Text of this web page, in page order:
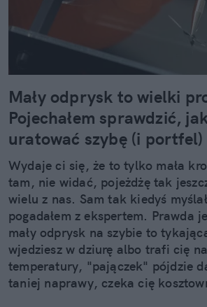
Mały odprysk to wielki
Pojechałem sprawdzić,
uratować szybę (i portfel)
Wydaje ci się, że to tylko mała
tam, nie widać, pojeżdżę tak
wielu z nas. Sam tak kiedyś
pogadałem z ekspertem. Prawda
mały odprysk na szybie to
wjedziesz w dziurę albo trafi cię
temperatury, "pajączek" pójdzie
taniej naprawy, czeka cię